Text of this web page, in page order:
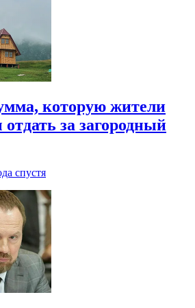
которую жители
за загородный
спустя